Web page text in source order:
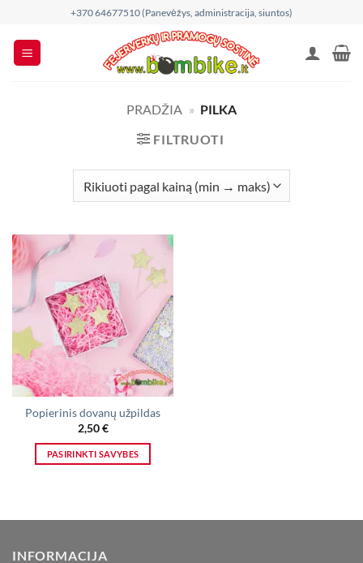
content
+370 64677510 (Panevėžys, administracija, siuntos)
PRADŽIA » PILKA
FILTRUOTI
Popierinis dovanų užpildas
2,50€
PASIRINKTI SAVYBES
multiple
The
INFORMACIJA